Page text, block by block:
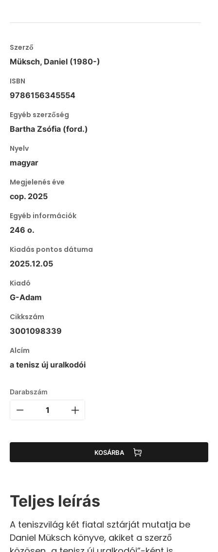
Szerző
Müksch, Daniel (1980-)
ISBN
9786156345554
Egyéb szerzőség
Bartha Zsófia (ford.)
Nyelv
magyar
Megjelenés éve
cop. 2025
Egyéb információk
246 o.
Kiadás pontos dátuma
2025.12.05
Kiadó
G-Adam
Cikkszám
3001098339
Alcím
a tenisz új uralkodói
Darabszám
KOSÁRBA
Teljes leírás
A teniszvilág két fiatal sztárját mutatja be
Daniel Müksch könyve, akiket a szerző